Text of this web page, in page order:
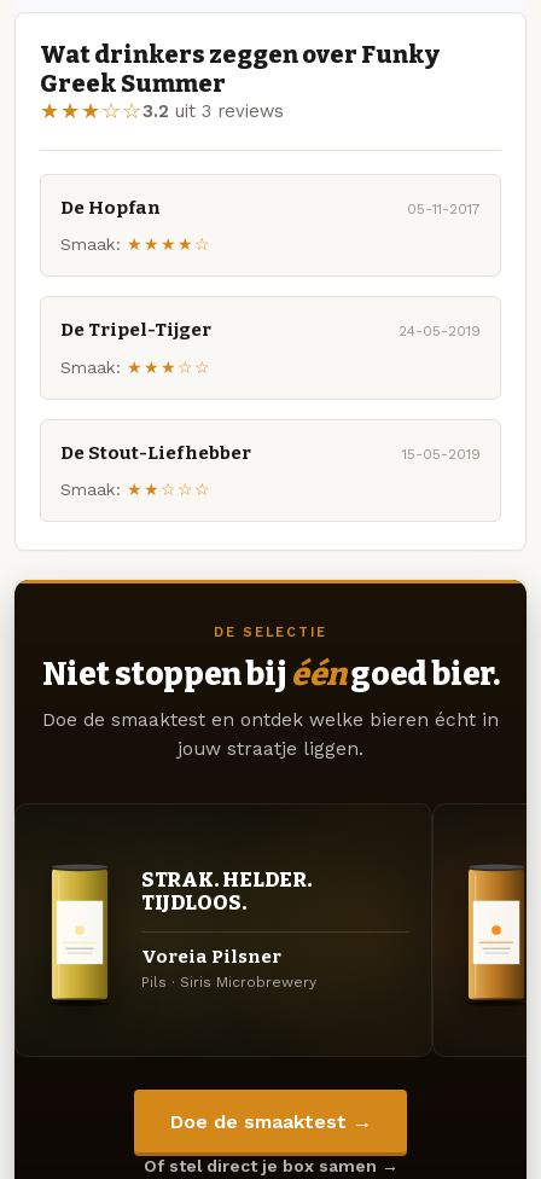
Wat drinkers zeggen over Funky
Greek Summer
★★★☆☆3.2 uit 3 reviews
De Hopfan 05-11-2017
Smaak: ★★★★☆
De Tripel-Tijger 24-05-2019
Smaak: ★★★☆☆
De Stout-Liefhebber 15-05-2019
Smaak: ★★☆☆☆
DE SELECTIE
Niet stoppen bij ééngoed bier.
Doe de smaaktest en ontdek welke bieren écht in
jouw straatje liggen.
STRAK. HELDER.
TIJDLOOS.
Voreia Pilsner
Pils · Siris Microbrewery
Doe de smaaktest →
Of stel direct je box samen →